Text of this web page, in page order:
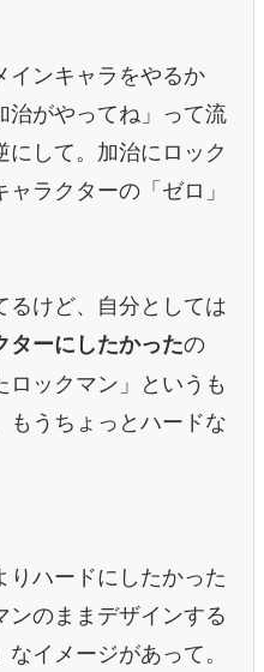
ンキャラをやるか
治がやってね」って流
して。加治にロック
ラクターの「ゼロ」
けど、自分としては
ターにしたかったの
ックマン」というも
うちょっとハードな
ハードにしたかった
ンのままデザインする
イメージがあって。